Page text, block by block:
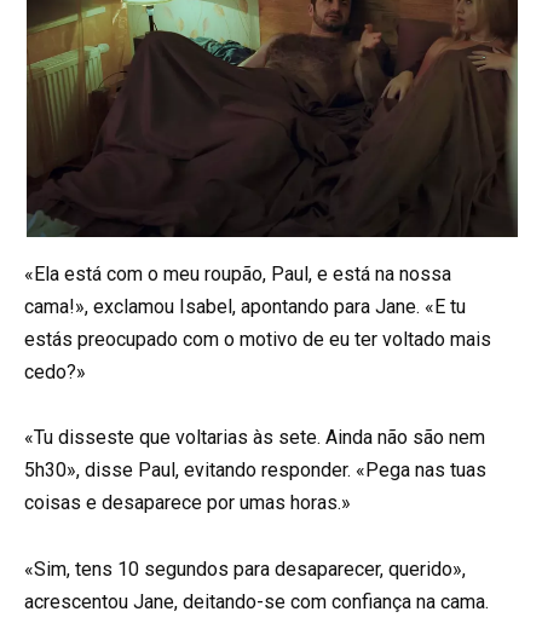
«Ela está com o meu roupão, Paul, e está na nossa
cama!», exclamou Isabel, apontando para Jane. «E tu
estás preocupado com o motivo de eu ter voltado mais
cedo?»
«Tu disseste que voltarias às sete. Ainda não são nem
5h30», disse Paul, evitando responder. «Pega nas tuas
coisas e desaparece por umas horas.»
«Sim, tens 10 segundos para desaparecer, querido»,
acrescentou Jane, deitando-se com confiança na cama.